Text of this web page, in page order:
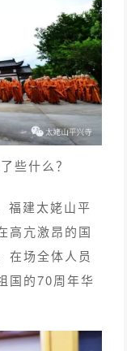
福建太姥山平
高亢激昂的国
在场全体人员
国的70周年华